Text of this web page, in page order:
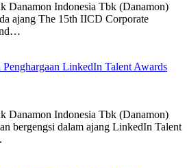
Danamon Indonesia Tbk (Danamon)
ajang The 15th IICD Corporate
LinkedIn Talent Awards
Danamon Indonesia Tbk (Danamon)
bergengsi dalam ajang LinkedIn Talent